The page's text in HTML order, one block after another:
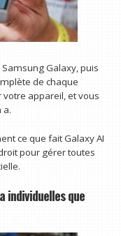
Galaxy, puis
de chaque
appareil, et vous
a.
ce que fait Galaxy AI
pour gérer toutes
individuelles que